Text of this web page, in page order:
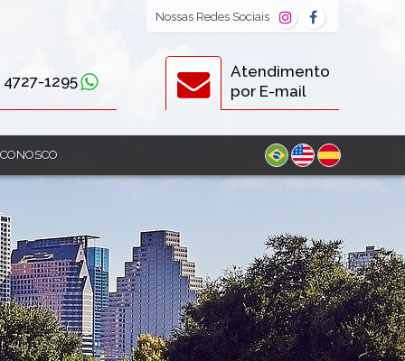
4727-1295
Atendimento
por E-mail
Nossas Redes Sociais